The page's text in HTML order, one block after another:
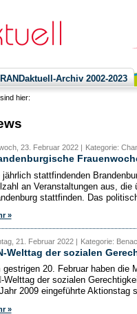
Archiv 2002-2023
hier:
23. Februar 2022 | Kategorie:
jährlich stattfindenden
an Veranstaltungen aus,
stattfinden. Das
»
21. Februar 2022 | Kategorie:
Welttag der sozialen
gestrigen 20. Februar haben die
-Welttag der sozialen
2009 eingeführte Aktionstag
»